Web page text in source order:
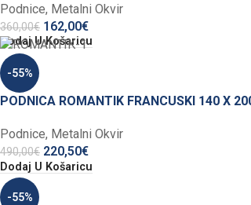
Podnice, Metalni Okvir
360,00€ 162,00€
Dodaj U Košaricu
-55%
PODNICA ROMANTIK FRANCUSKI 140 X
Podnice, Metalni Okvir
490,00€ 220,50€
Dodaj U Košaricu
-55%